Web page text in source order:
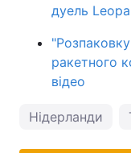
дуель
ракетного
відео
Нідерланди